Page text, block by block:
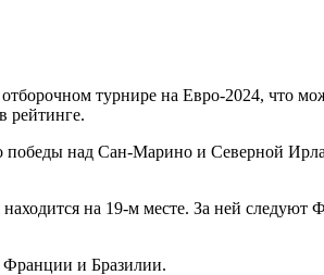
турнире на Евро-2024,
рейтинге.
победы над Сан-Марино и Северной
на 19-м месте. За ней следуют
и Бразилии.